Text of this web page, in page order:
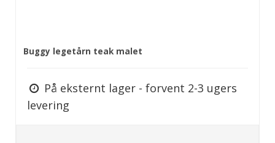
Buggy legetårn teak malet
På eksternt lager - forvent 2-3 ugers
levering